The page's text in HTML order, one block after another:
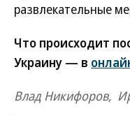
развлекательные
Что происходит
Украину — в
Влад Никифоров,